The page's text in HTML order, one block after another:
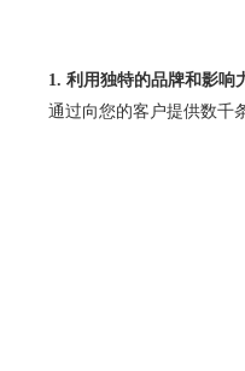
1. 利用独特的品牌和影响
通过向您的客户提供数千